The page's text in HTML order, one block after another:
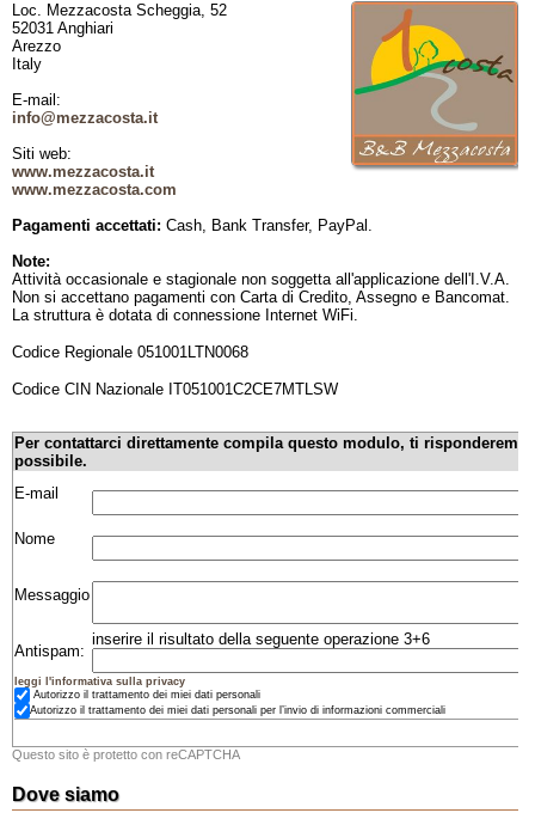
Loc. Mezzacosta Scheggia, 52
52031 Anghiari
Arezzo
Italy
E-mail:
info@mezzacosta.it
Siti web:
www.mezzacosta.it
www.mezzacosta.com
Pagamenti accettati: Cash, Bank Transfer, PayPal.
Note:
Attività occasionale e stagionale non soggetta all'applicazione dell'I.V.A.
Non si accettano pagamenti con Carta di Credito, Assegno e Bancomat.
La struttura è dotata di connessione Internet WiFi.
Codice Regionale 051001LTN0068
Codice CIN Nazionale IT051001C2CE7MTLSW
Per contattarci direttamente compila questo modulo, ti risponderemo
possibile.
E-mail
Nome
Messaggio
Antispam:
inserire il risultato della seguente operazione 3+6
leggi l'informativa sulla privacy
Autorizzo il trattamento dei miei dati personali
Autorizzo il trattamento dei miei dati personali per l’invio di informazioni commerciali
Questo sito è protetto con reCAPTCHA
Dove siamo